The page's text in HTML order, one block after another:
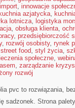
import, innowacje
kuchnia azjatycka,
lotnicza, logistyka
, obsługa klienta,
, przedsiębiorczość
, rozwój osobisty, rynek
street food, styl życia,
społeczne,
, zarządzanie
rozwój
pvc to rozwiązania,
sadzonek. Strona